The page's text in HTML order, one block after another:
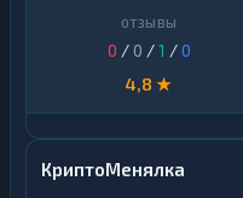
0 / 0 /1 /0
4,8 ★
КриптоМенялка